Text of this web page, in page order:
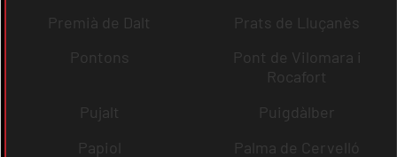
Premià de Dalt
Prats de Lluçanès
Pontons
Pont de Vilomara i
Rocafort
Pujalt
Puigdàlber
Papiol
Palma de Cervelló